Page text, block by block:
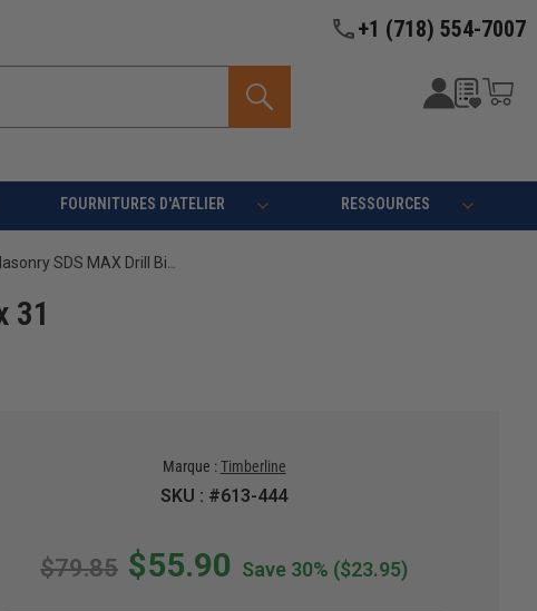
+1 (718) 554-7007
FOURNITURES D'ATELIER RESSOURCES
Timberline 613-444 Carbide Tipped Masonry SDS MAX Drill Bit 3/4 D x 31 Inch Cut Length x 36 Inch Long
31
Marque : Timberline
SKU : #613-444
$79.85 $55.90 Save 30% ($23.95)